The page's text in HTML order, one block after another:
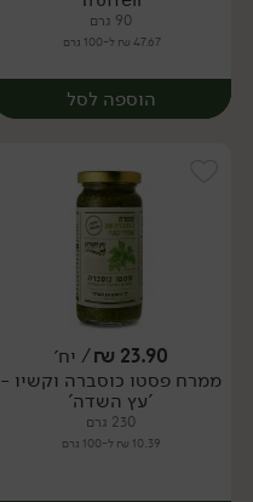
90 גרם
47.67 ₪ ל-100 גרם
הוספה לסל
יח׳
23.90
₪/ יח׳
ממרח פסטו כוסברה וקשיו -
'עץ השדה'
230 גרם
10.39 ₪ ל-100 גרם